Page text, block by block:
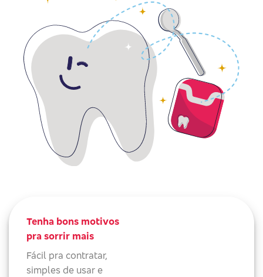
Tenha bons motivos
pra sorrir mais
Fácil pra contratar,
simples de usar e